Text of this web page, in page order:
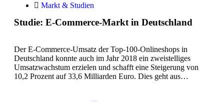
Markt & Studien
Studie: E-Commerce-Markt in Deutschland
Der E-Commerce-Umsatz der Top-100-Onlineshops in
Deutschland konnte auch im Jahr 2018 ein zweistelliges
Umsatzwachstum erzielen und schafft eine Steigerung von
10,2 Prozent auf 33,6 Milliarden Euro. Dies geht aus…